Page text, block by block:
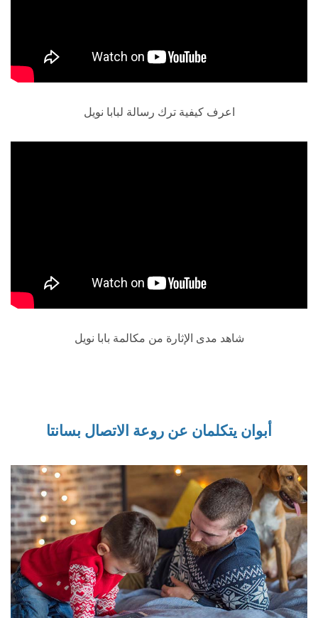
اعرف كيفية ترك رسالة لبابا نويل
شاهد مدى الإثارة من مكالمة بابا نويل
أبوان يتكلمان عن روعة الاتصال بسانتا